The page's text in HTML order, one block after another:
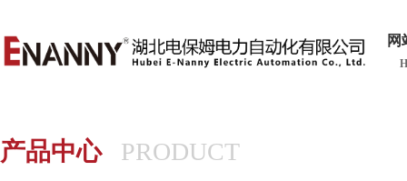
网
产品中心 PRODUCT